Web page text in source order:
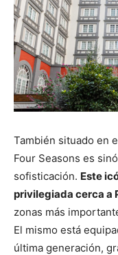
También situado en
Four Seasons es
sofisticación. Este
privilegiada cerca a
zonas más
El mismo está
última generación,